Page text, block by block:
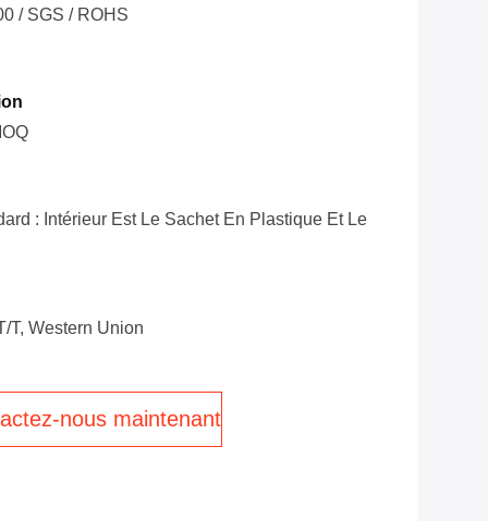
/ SGS / ROHS
: Intérieur Est Le Sachet En Plastique Et Le
T, Western Union
nous maintenant